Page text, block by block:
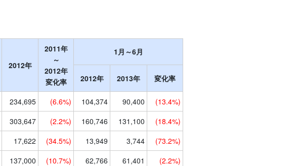
2012年
2011年
～
2012年
変化率
1月～6月
2012年 2013年 変化率
234,695 (6.6%) 104,374 90,400
(13.4%)
303,647 (2.2%) 160,746 131,100
(18.4%)
17,622 (34.5%) 13,949 3,744 (73.2%)
137,000 (10.7%) 62,766 61,401
(2.2%)